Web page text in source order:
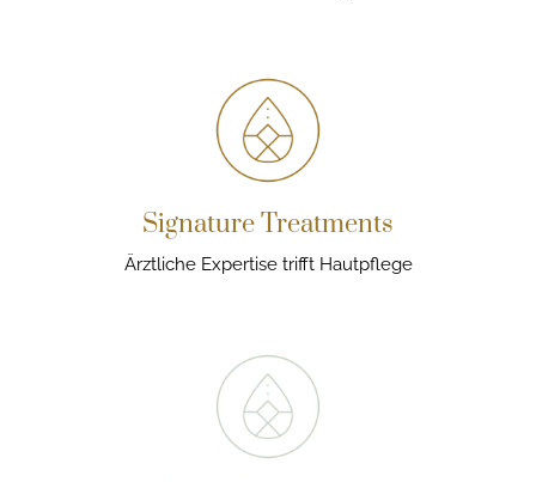
Signature Treatments
Ärztliche Expertise trifft Hautpflege